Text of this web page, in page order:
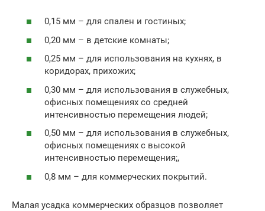
0,15 мм – для спален и гостиных;
0,20 мм – в детские комнаты;
0,25 мм – для использования на кухнях, в
коридорах, прихожих;
0,30 мм – для использования в служебных,
офисных помещениях со средней
интенсивностью перемещения людей;
0,50 мм – для использования в служебных,
офисных помещениях с высокой
интенсивностью перемещения;,
0,8 мм – для коммерческих покрытий.
Малая усадка коммерческих образцов позволяет